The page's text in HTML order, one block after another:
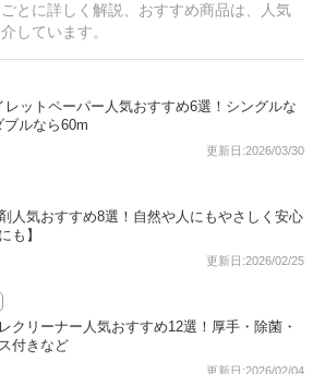
とに詳しく解説、おすすめ商品は、人気
しています。
レットペーパー人気おすすめ6選！シングルな
ブルなら60m
更新日:2026/03/30
人気おすすめ8選！自然や人にもやさしく安心
も】
更新日:2026/02/25
クリーナー人気おすすめ12選！厚手・除菌・
付きなど
更新日:2026/02/04